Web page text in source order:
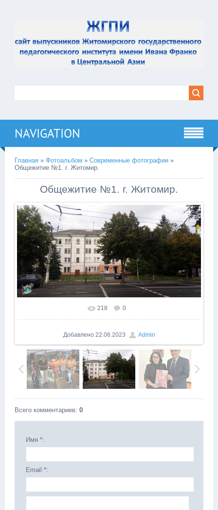
NAVIGATION
Главная » Фотоальбом » Современные фотографии »
Общежитие №1. г. Житомир.
Общежитие №1. г. Житомир.
218 0
Добавлено 22.06.2023 Admin
Всего комментариев: 0
Имя *:
Email *: